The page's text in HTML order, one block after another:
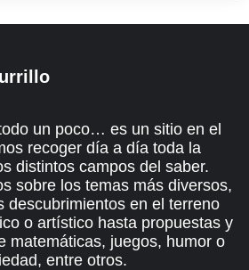
un poco… es un sitio en el
recoger día a día toda la
distintos campos del saber.
sobre los temas más diversos,
descubrimientos en el terreno
o artístico hasta propuestas y
matemáticas, juegos, humor o
entre otros.